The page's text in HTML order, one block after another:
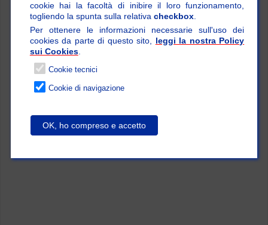
cookie hai la facoltà di inibire il loro funzionamento,
togliendo la spunta sulla relativa checkbox.
Per ottenere le informazioni necessarie sull'uso dei
cookies da parte di questo sito, leggi la nostra Policy
sui Cookies.
Cookie tecnici
Cookie di navigazione
OK, ho compreso e accetto